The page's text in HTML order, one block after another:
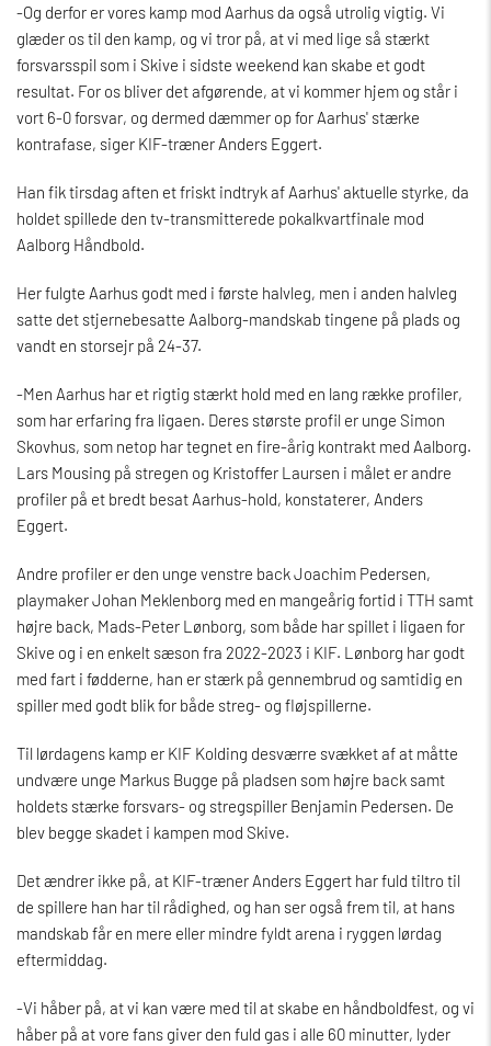
-Og derfor er vores kamp mod Aarhus da også utrolig vigtig. Vi
glæder os til den kamp, og vi tror på, at vi med lige så stærkt
forsvarsspil som i Skive i sidste weekend kan skabe et godt
resultat. For os bliver det afgørende, at vi kommer hjem og står i
vort 6-0 forsvar, og dermed dæmmer op for Aarhus' stærke
kontrafase, siger KIF-træner Anders Eggert.
Han fik tirsdag aften et friskt indtryk af Aarhus' aktuelle styrke, da
holdet spillede den tv-transmitterede pokalkvartfinale mod
Aalborg Håndbold.
Her fulgte Aarhus godt med i første halvleg, men i anden halvleg
satte det stjernebesatte Aalborg-mandskab tingene på plads og
vandt en storsejr på 24-37.
-Men Aarhus har et rigtig stærkt hold med en lang række profiler,
som har erfaring fra ligaen. Deres største profil er unge Simon
Skovhus, som netop har tegnet en fire-årig kontrakt med Aalborg.
Lars Mousing på stregen og Kristoffer Laursen i målet er andre
profiler på et bredt besat Aarhus-hold, konstaterer, Anders
Eggert.
Andre profiler er den unge venstre back Joachim Pedersen,
playmaker Johan Meklenborg med en mangeårig fortid i TTH samt
højre back, Mads-Peter Lønborg, som både har spillet i ligaen for
Skive og i en enkelt sæson fra 2022-2023 i KIF. Lønborg har godt
med fart i fødderne, han er stærk på gennembrud og samtidig en
spiller med godt blik for både streg- og fløjspillerne.
Til lørdagens kamp er KIF Kolding desværre svækket af at måtte
undvære unge Markus Bugge på pladsen som højre back samt
holdets stærke forsvars- og stregspiller Benjamin Pedersen. De
blev begge skadet i kampen mod Skive.
Det ændrer ikke på, at KIF-træner Anders Eggert har fuld tiltro til
de spillere han har til rådighed, og han ser også frem til, at hans
mandskab får en mere eller mindre fyldt arena i ryggen lørdag
eftermiddag.
-Vi håber på, at vi kan være med til at skabe en håndboldfest, og vi
håber på at vore fans giver den fuld gas i alle 60 minutter, lyder